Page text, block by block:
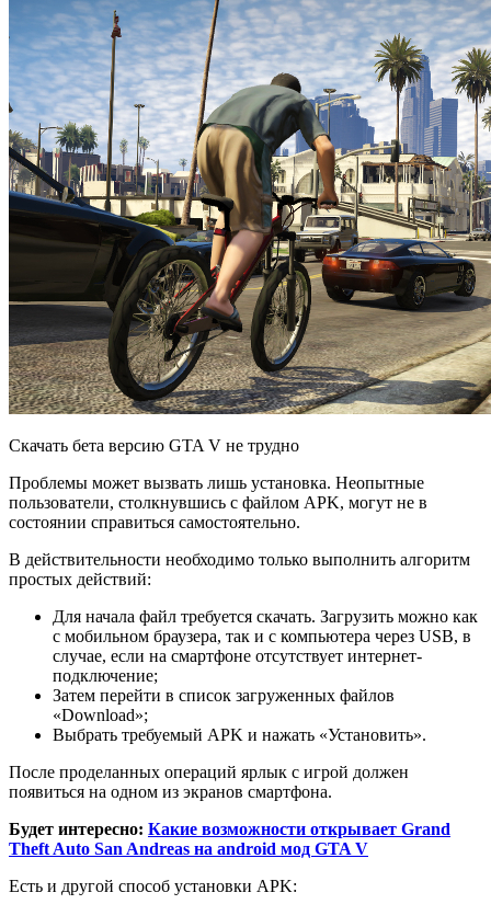
Скачать бета версию GTA V не трудно
Проблемы может вызвать лишь установка. Неопытные
пользователи, столкнувшись с файлом APK, могут не в
состоянии справиться самостоятельно.
В действительности необходимо только выполнить алгоритм
простых действий:
Для начала файл требуется скачать. Загрузить можно как
с мобильном браузера, так и с компьютера через USB, в
случае, если на смартфоне отсутствует интернет-
подключение;
Затем перейти в список загруженных файлов
«Download»;
Выбрать требуемый APK и нажать «Установить».
После проделанных операций ярлык с игрой должен
появиться на одном из экранов смартфона.
Будет интересно: Какие возможности открывает Grand
Theft Auto San Andreas на android мод GTA V
Есть и другой способ установки APK: